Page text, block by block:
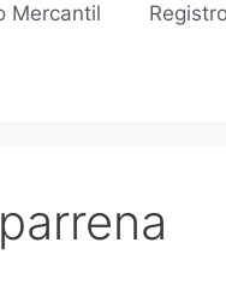
Mercantil